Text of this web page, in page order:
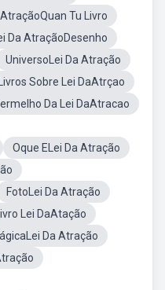
AtraçãoQuan Tu Livro
Da AtraçãoDesenho
UniversoLei Da Atração
Livros Sobre Lei DaAtrçao
Da Lei DaAtracao
Oque ELei Da Atração
FotoLei Da Atração
Livro Lei DaAtação
Da Atração